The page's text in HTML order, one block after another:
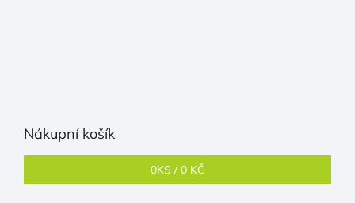
Nákupní košík
0KS /0 KČ